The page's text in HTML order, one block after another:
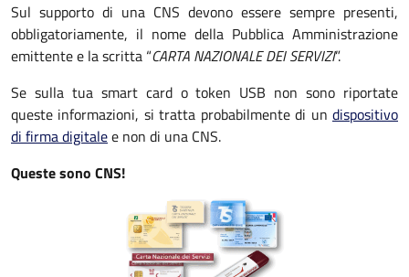
Sul supporto di una CNS devono essere sempre presenti,
obbligatoriamente, il nome della Pubblica Amministrazione
emittente e la scritta “CARTA NAZIONALE DEI SERVIZI”.
Se sulla tua smart card o token USB non sono riportate
queste informazioni, si tratta probabilmente di un dispositivo
di firma digitalee non di una CNS.
Queste sono CNS!